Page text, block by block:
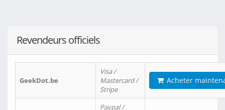
Revendeurs officiels
GeekDot.be
Visa /
Mastercard /
Stripe
Acheter
Paypal /